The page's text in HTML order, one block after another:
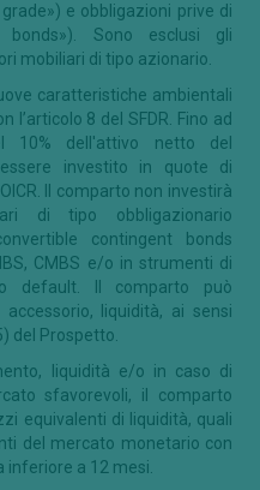
e obbligazioni prive di
bonds»). Sono esclusi gli
mobiliari di tipo azionario.
caratteristiche ambientali
l’articolo 8 del SFDR. Fino ad
10% dell'attivo netto del
investito in quote di
Il comparto non investirà
di tipo obbligazionario
contingent bonds
CMBS e/o in strumenti di
default. Il comparto può
liquidità, ai sensi
del Prospetto.
liquidità e/o in caso di
sfavorevoli, il comparto
equivalenti di liquidità, quali
del mercato monetario con
inferiore a 12 mesi.